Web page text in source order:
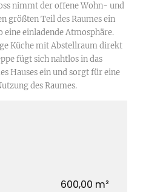
nimmt der offene Wohn- und
größten Teil des Raumes ein
eine einladende Atmosphäre.
Küche mit Abstellraum direkt
fügt sich nahtlos in das
Hauses ein und sorgt für eine
des Raumes.
600,00 m²